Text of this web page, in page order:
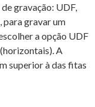
gravação: UDF,
para gravar um
a opção UDF
A
superior à das fitas